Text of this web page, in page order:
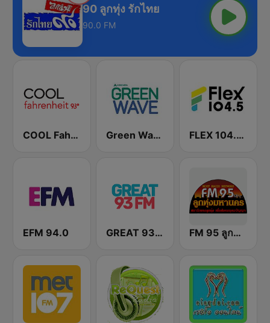
90 ลูกทุ่ง รักไทย
90.0 FM
COOL Fahrenheit 93 FM Green Wave 106.5 FM FLEX 104.5 FM
EFM 94.0 GREAT 93 | ONLINE FM 95 ลูกทุ่งมหานคร อสมท